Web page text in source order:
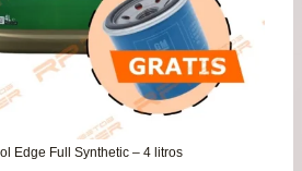
Edge Full Synthetic – 4 litros